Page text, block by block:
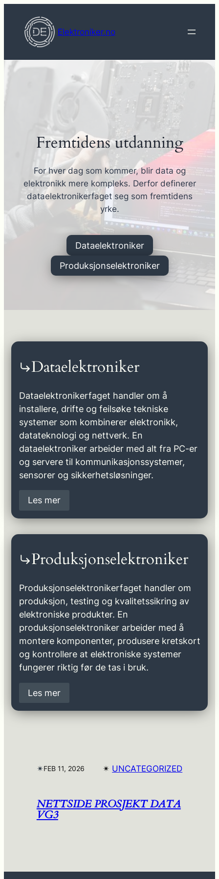
innhold
Elektroniker.no
Fremtidens utdanning
For hver dag som kommer, blir data og
elektronikk mere kompleks. Derfor definerer
dataelektronikerfaget seg som fremtidens
yrke.
Dataelektroniker
Produksjonselektroniker
Dataelektroniker
Dataelektronikerfaget handler om å
installere, drifte og feilsøke tekniske
systemer som kombinerer elektronikk,
datateknologi og nettverk. En
dataelektroniker arbeider med alt fra PC-er
og servere til kommunikasjonssystemer,
sensorer og sikkerhetsløsninger.
Les mer
Produksjonselektroniker
Produksjonselektronikerfaget handler om
produksjon, testing og kvalitetssikring av
elektroniske produkter. En
produksjonselektroniker arbeider med å
montere komponenter, produsere kretskort
og kontrollere at elektroniske systemer
fungerer riktig før de tas i bruk.
Les mer
✴︎FEB 11, 2026 ✴︎ UNCATEGORIZED
NETTSIDE PROSJEKT DATA
VG3